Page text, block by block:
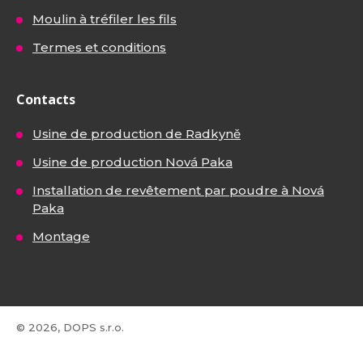
Moulin à tréfiler les fils
Termes et conditions
Contacts
Usine de production de Radkyně
Usine de production Nová Paka
Installation de revêtement par poudre à Nová
Paka
Montage
© 2026, DOPS s.r.o.